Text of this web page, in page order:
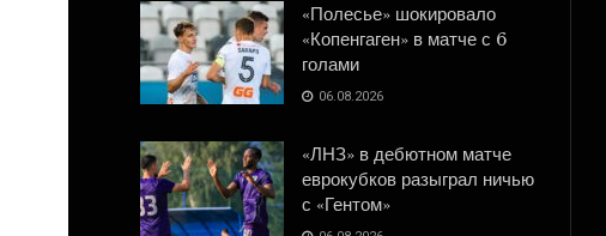
«Полесье» шокировало
«Копенгаген» в матче с 6
голами
06.08.2026
«ЛНЗ» в дебютном матче
еврокубков разыграл ничью
с «Гентом»